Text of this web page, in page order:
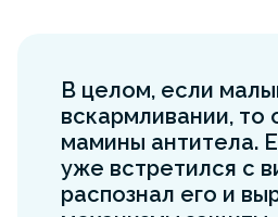
В целом, если
вскармливании, то
мамины антитела.
уже встретился с
распознал его и